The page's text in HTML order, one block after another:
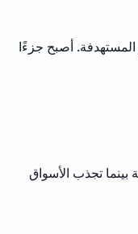
أصبح جزءًا
تجذب الأسواق